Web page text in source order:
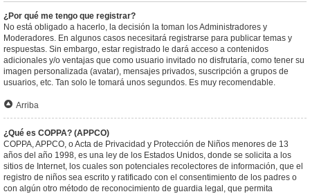
¿Por qué me tengo que registrar?
No está obligado a hacerlo, la decisión la toman los Administradores y
Moderadores. En algunos casos necesitará registrarse para publicar temas y
respuestas. Sin embargo, estar registrado le dará acceso a contenidos
adicionales y/o ventajas que como usuario invitado no disfrutaría, como tener su
imagen personalizada (avatar), mensajes privados, suscripción a grupos de
usuarios, etc. Tan solo le tomará unos segundos. Es muy recomendable.
Arriba
¿Qué es COPPA? (APPCO)
COPPA, APPCO, o Acta de Privacidad y Protección de Niños menores de 13
años del año 1998, es una ley de los Estados Unidos, donde se solicita a los
sitios de Internet, los cuales son potenciales recolectores de información, que el
registro de niños sea escrito y ratificado con el consentimiento de los padres o
con algún otro método de reconocimiento de guardia legal, que permita